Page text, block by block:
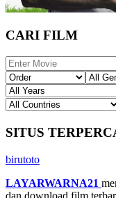
CARI FILM
SITUS
birutoto
LAYARWARNA21
dan download film